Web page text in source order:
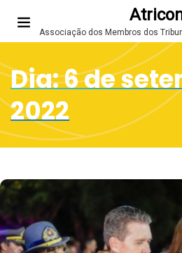
Associação dos Membros dos
Dia:6 de
2022